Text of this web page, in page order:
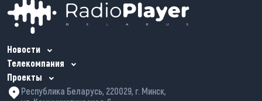
Новости
Телекомпания
Проекты
Республика Беларусь, 220029, г. Минск,